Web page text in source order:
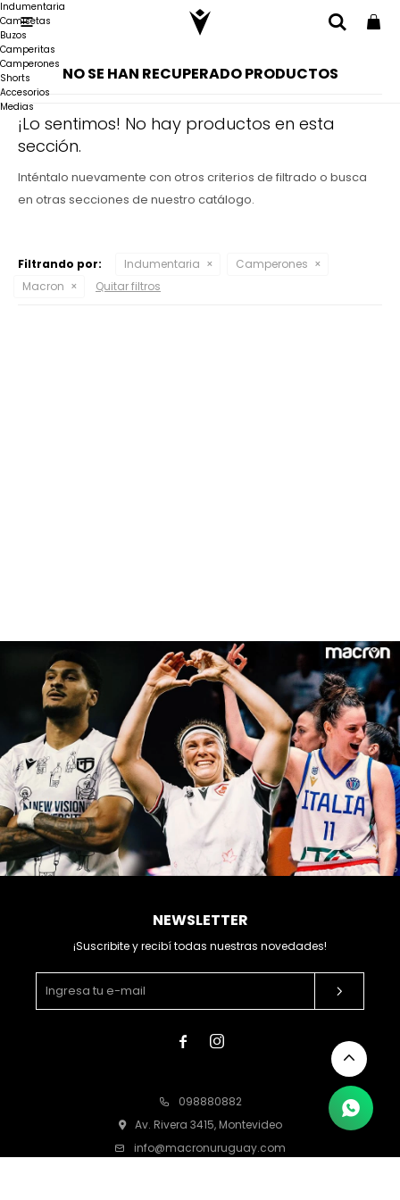

NO SE HAN RECUPERADO PRODUCTOS
¡Lo sentimos! No hay productos en esta
sección.
Inténtalo nuevamente con otros criterios de filtrado o busca
en otras secciones de nuestro catálogo.
Filtrando por: Indumentaria
Camperones
Macron
Quitar filtros
Indumentaria
Camisetas
Buzos
Camperitas
Camperones
Shorts
Accesorios
Medias
098880882
Av. Rivera 3415, Montevideo
info@macronuruguay.com
NEWSLETTER
¡Suscribite y recibí todas nuestras novedades!
 